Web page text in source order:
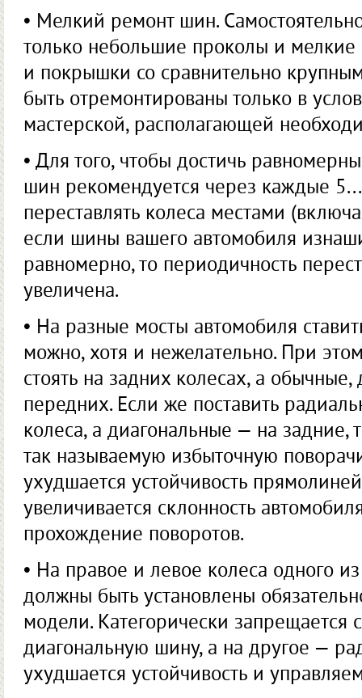
• Мелкий ремонт шин.
только небольшие проколы и
и покрышки со сравнительно
быть отремонтированы только в
мастерской, располагающей
• Для того, чтобы достичь
шин рекомендуется через каждые
переставлять колеса местами
если шины вашего автомобиля
равномерно, то периодичность
увеличена.
• На разные мосты автомобиля
можно, хотя и нежелательно. При
стоять на задних колесах, а
передних. Если же поставить
колеса, а диагональные — на задние,
так называемую избыточную
ухудшается устойчивость
увеличивается склонность
прохождение поворотов.
• На правое и левое колеса одного
должны быть установлены
модели. Категорически запрещается
диагональную шину, а на другое —
ухудшается устойчивость и